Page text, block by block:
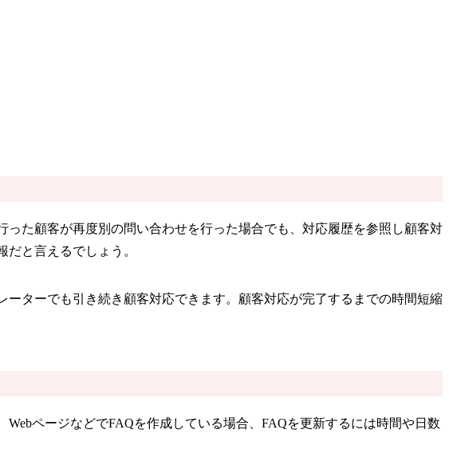
た顧客が再度別の問い合わせを行った場合でも、対応履歴を参照し顧客対
と言えるでしょう。
ターでも引き続き顧客対応できます。顧客対応が完了するまでの時間短縮
ページなどでFAQを作成している場合、FAQを更新するには時間や日数